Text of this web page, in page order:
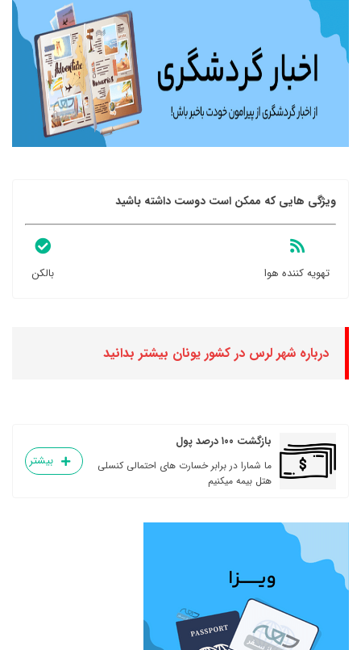
ویژگی هایی که ممکن است دوست داشته باشید
تهویه کننده هوا بالکن
درباره شهر لرس در کشور یونان بیشتر بدانید
بازگشت ۱۰۰ درصد پول
ما شمارا در برابر خسارت های احتمالی کنسلی
هتل بیمه میکنیم
بیشتر